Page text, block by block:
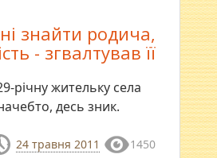
знайти родича,
- згвалтував її
річну жительку села
десь зник.
24 травня 2011 1450